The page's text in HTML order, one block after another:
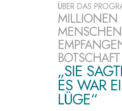
ÜBER DAS
MILLIONEN
MENSCHEN
BOTSCHAFT
„SIE
ES WAR
LÜGE“